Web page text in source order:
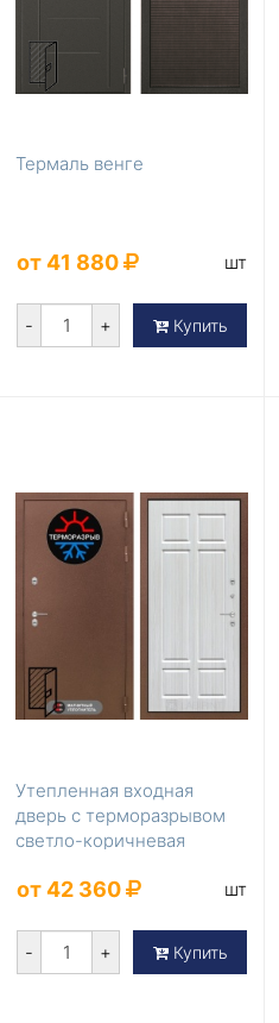
Термаль венге
от 41 880 шт
- + Купить
Утепленная входная
дверь с терморазрывом
светло-коричневая
от 42 360 шт
- + Купить